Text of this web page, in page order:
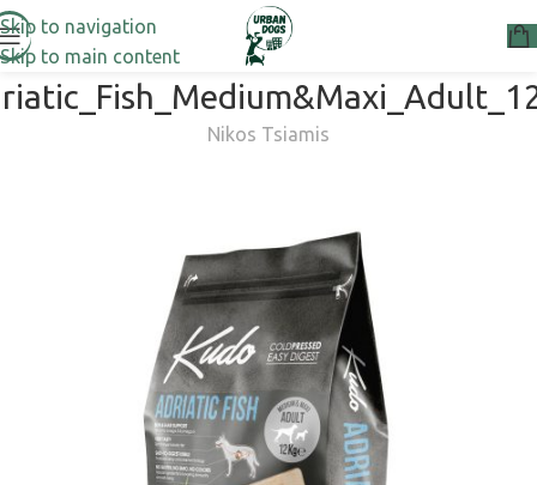
Skip to navigation
Skip to main content
Nikos Tsiamis